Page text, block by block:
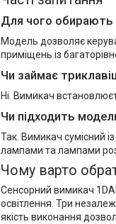
Для чого обирають
Модель дозволяє
приміщень із
Чи займає
Ні. Вимикач
Чи підходить
Так. Вимикач сумісний
лампами та лампами
Чому варто
Сенсорний вимикач
освітлення. Три
якість виконання